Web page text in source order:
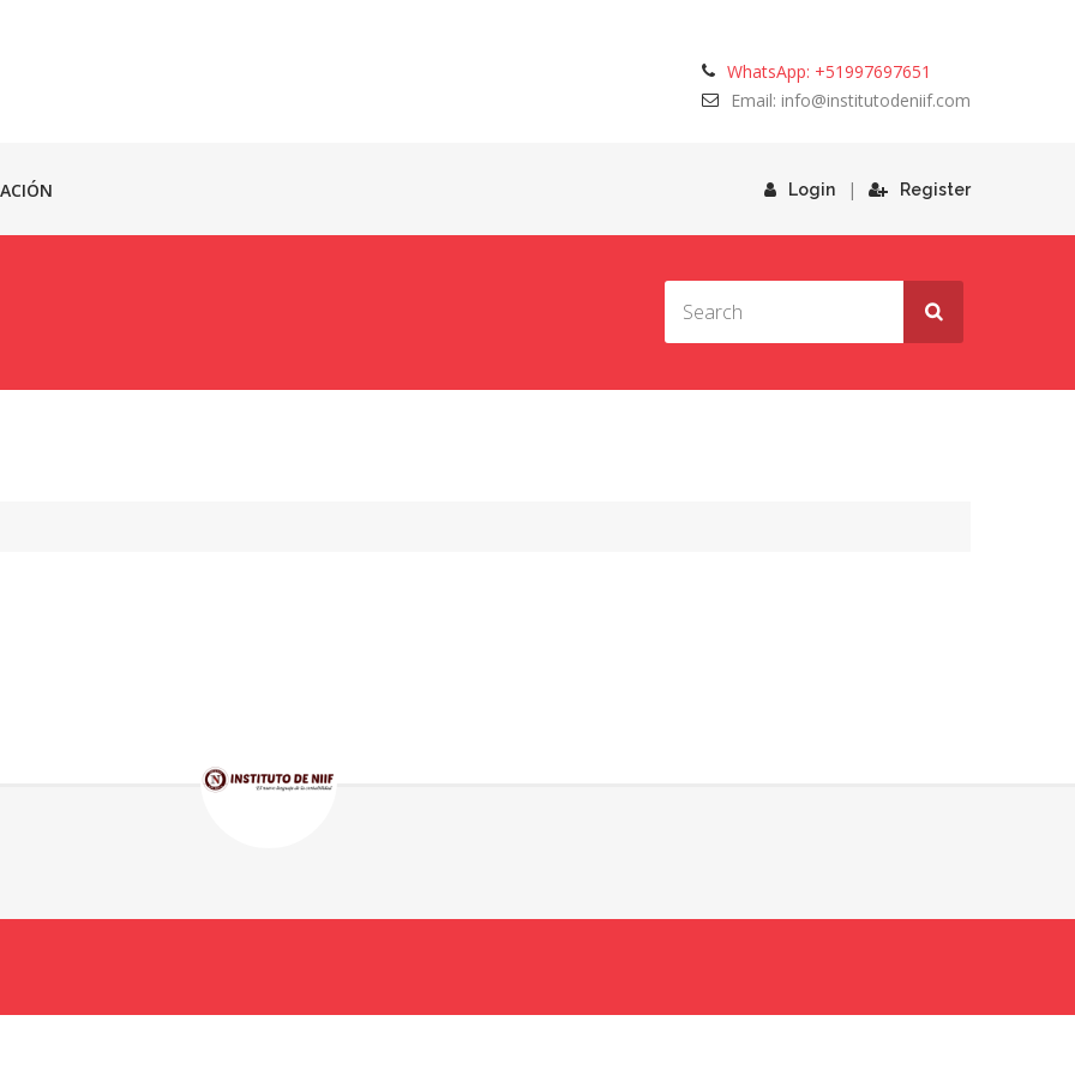
WhatsApp: +51997697651
Email: info@institutodeniif.com
Login | Register